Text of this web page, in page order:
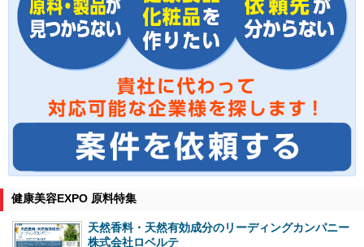
健康美容EXPO 原料特集
天然香料・天然有効成分のリーディングカンパニー
株式会社ロベルテ